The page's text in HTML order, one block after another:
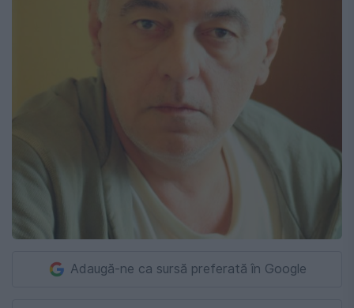
Adaugă-ne ca sursă preferată în Google